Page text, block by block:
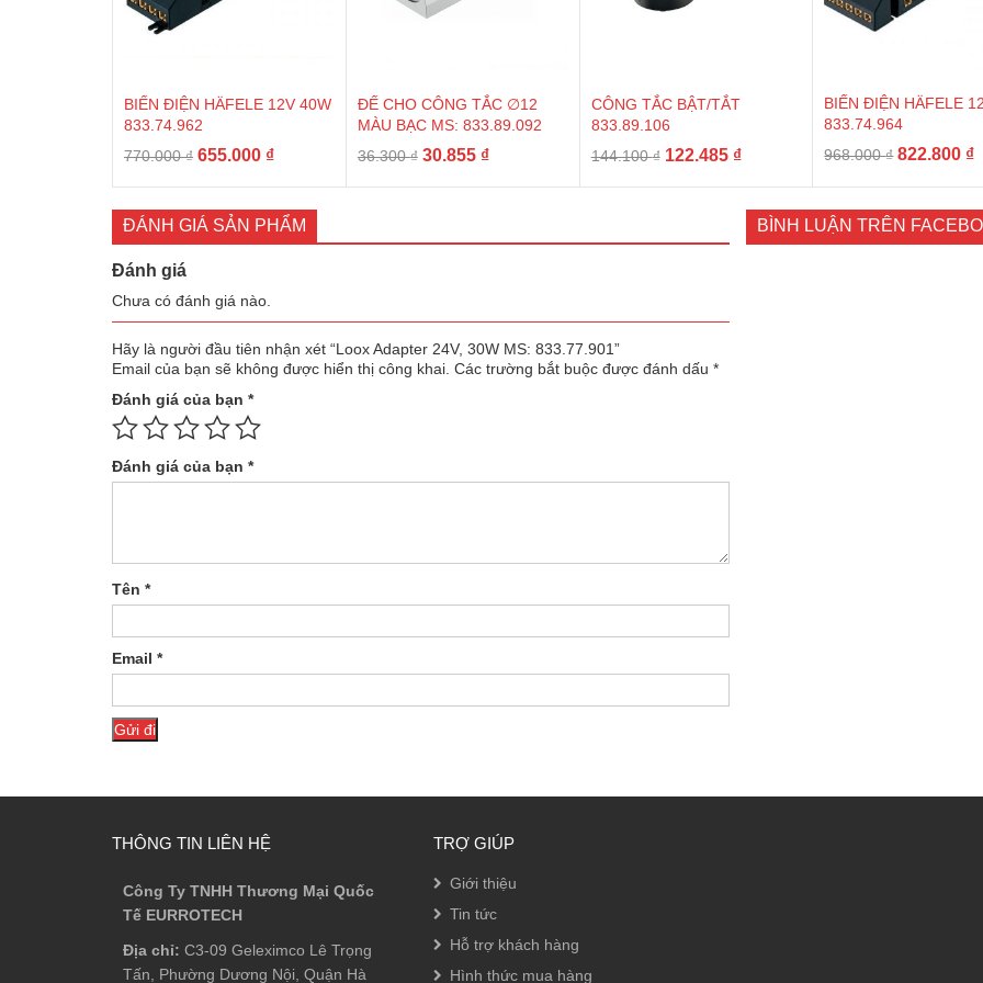
BIẾN ĐIỆN HÄFELE 12V 40W
833.74.962
770.000₫ Giá
770.000 ₫.
655.000 ₫Giá
là:
655.000 ₫.
ĐẾ CHO CÔNG TẮC ∅12
MÀU BẠC MS: 833.89.092
36.300₫ Giá
30.855 ₫Giá
30.855 ₫.
CÔNG TẮC BẬT/TẮT
833.89.106
144.100₫ Giá
122.485 ₫Giá
là:
122.485 ₫.
BIẾN ĐIỆN HÄFELE
833.74.964
968.000₫ Giá
968.000 ₫.
822.800 ₫
ĐÁNH GIÁ SẢN PHẨM
Đánh giá
Chưa có đánh giá nào.
Hãy là người đầu tiên nhận xét “Loox Adapter 24V, 30W MS: 833.77.901”
Email của bạn sẽ không được hiển thị công khai. Các trường bắt buộc được đánh dấu *
Đánh giá của bạn *
Đánh giá của bạn *
Tên *
Email *
BÌNH LUẬN TRÊN
THÔNG TIN LIÊN HỆ
Công Ty TNHH Thương Mại Quốc
Tế EURROTECH
Địa chỉ: C3-09 Geleximco Lê Trọng
Tấn, Phường Dương Nội, Quận Hà
TRỢ GIÚP
Giới thiệu
Tin tức
Hỗ trợ khách hàng
Hình thức mua hàng